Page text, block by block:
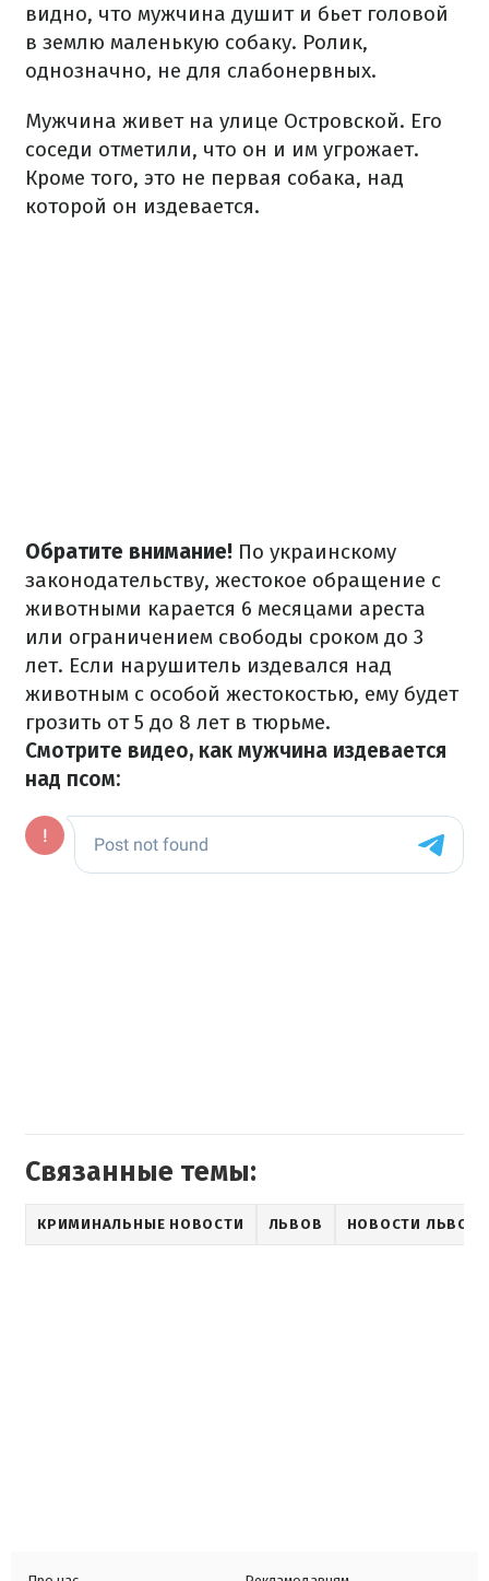
видно, что мужчина душит и бьет головой
в землю маленькую собаку. Ролик,
однозначно, не для слабонервных.
Мужчина живет на улице Островской. Его
соседи отметили, что он и им угрожает.
Кроме того, это не первая собака, над
которой он издевается.
Обратите внимание! По украинскому
законодательству, жестокое обращение с
животными карается 6 месяцами ареста
или ограничением свободы сроком до 3
лет. Если нарушитель издевался над
животным с особой жестокостью, ему будет
грозить от 5 до 8 лет в тюрьме.
Смотрите видео, как мужчина издевается
над псом:
Связанные темы:
КРИМИНАЛЬНЫЕ НОВОСТИ ЛЬВОВ НОВОСТИ ЛЬВОВА